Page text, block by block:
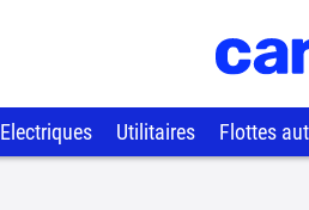
Electriques Utilitaires Flottes